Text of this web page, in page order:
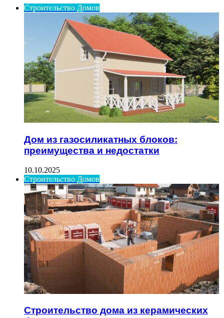
Строительство Домов
Дом из газосиликатных блоков:
преимущества и недостатки
10.10.2025
Строительство Домов
Строительство дома из керамических